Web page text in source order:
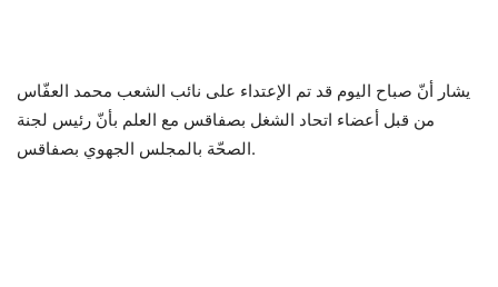
يشار أنّ صباح اليوم قد تم الإعتداء على نائب الشعب محمد العفّاس
من قبل أعضاء اتحاد الشغل بصفاقس مع العلم بأنّ رئيس لجنة
الصحّة بالمجلس الجهوي بصفاقس.